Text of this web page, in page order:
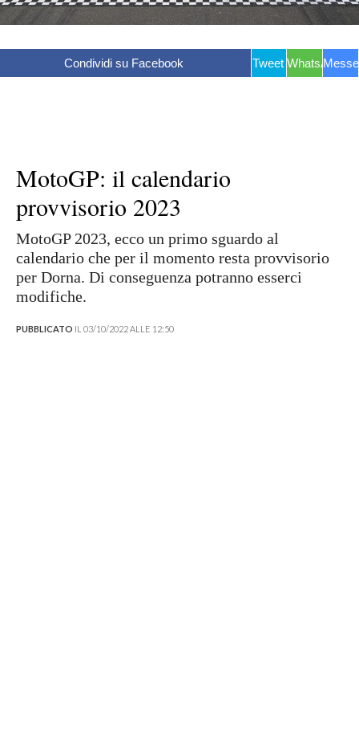
Condividi su Facebook Tweet WhatsApp
MotoGP: il calendario
provvisorio 2023
MotoGP 2023, ecco un primo sguardo al
calendario che per il momento resta provvisorio
per Dorna. Di conseguenza potranno esserci
modifiche.
PUBBLICATO IL 03/10/2022 ALLE 12:50